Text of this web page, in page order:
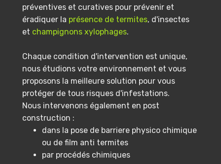
préventives et curatives pour prévenir et
éradiquer la présence de termites, d'insectes
et champignons xylophages.
Chaque condition d'intervention est unique,
nous étudions votre environnement et vous
proposons la meilleure solution pour vous
protéger de tous risques d'infestations.
Nous intervenons également en post
construction :
dans la pose de barriere physico chimique
ou de film anti termites
par procédés chimiques